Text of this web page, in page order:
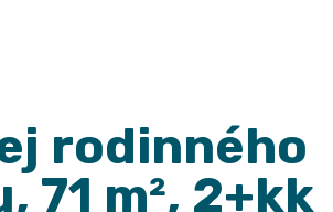
rodinného
71 m², 2+kk